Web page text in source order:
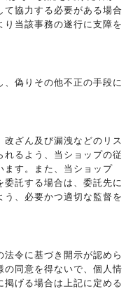
て協力する必要がある場合
当該事務の遂行に支障を
、偽りその他不正の手段に
改ざん及び漏洩などのリス
れるよう、当ショップの従
ます。また、当ショップ
委託する場合は、委託先に
う、必要かつ適切な監督を
令に基づき開示が認めら
の同意を得ないで、個人情
げる場合は上記に定める